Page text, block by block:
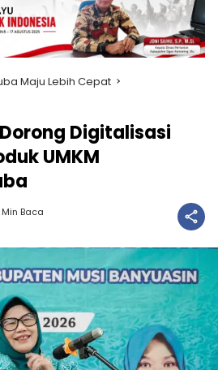
Maju Lebih Cepat
Digitalisasi
UMKM
Baca